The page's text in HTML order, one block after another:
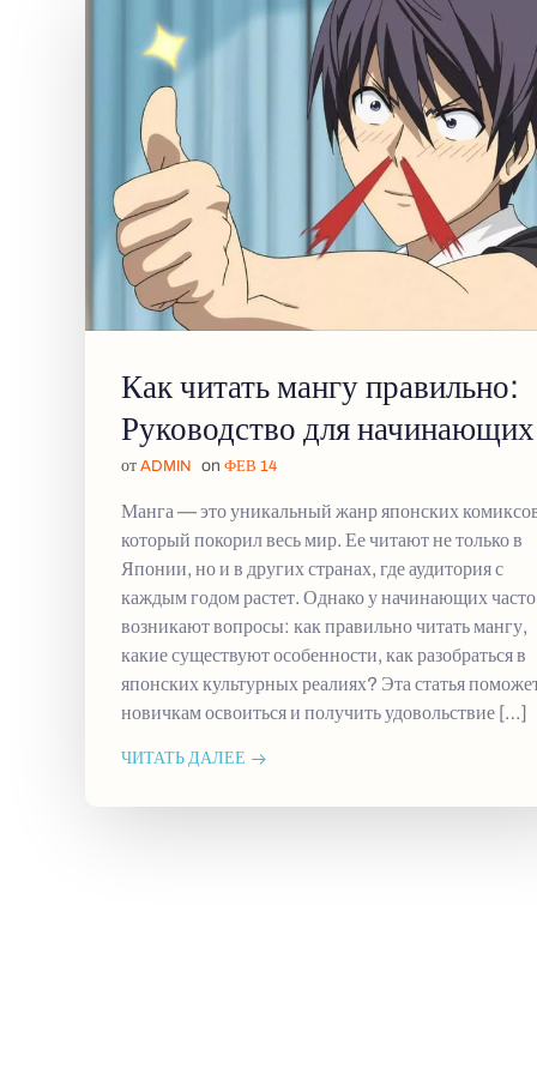
Как читать мангу правильно:
Руководство для начинающих
от ADMIN on ФЕВ 14
Манга — это уникальный жанр японских
который покорил весь мир. Ее читают не только в
Японии, но и в других странах, где аудитория с
каждым годом растет. Однако у начинающих часто
возникают вопросы: как правильно читать мангу,
какие существуют особенности, как разобраться в
японских культурных реалиях? Эта статья
новичкам освоиться и получить удовольствие […]
ЧИТАТЬ ДАЛЕЕ